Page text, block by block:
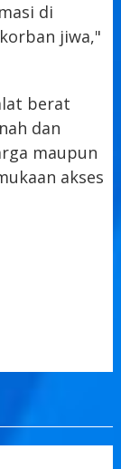
di
jiwa,"
berat
dan
maupun
akses